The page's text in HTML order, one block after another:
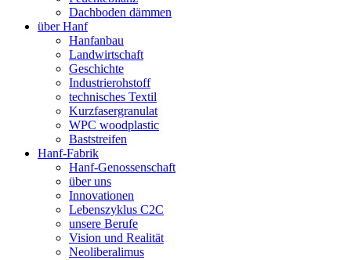
Dachboden dämmen
über Hanf
Hanfanbau
Landwirtschaft
Geschichte
Industrierohstoff
technisches Textil
Kurzfasergranulat
WPC woodplastic
Baststreifen
Hanf-Fabrik
Hanf-Genossenschaft
über uns
Innovationen
Lebenszyklus C2C
unsere Berufe
Vision und Realität
Neoliberalimus